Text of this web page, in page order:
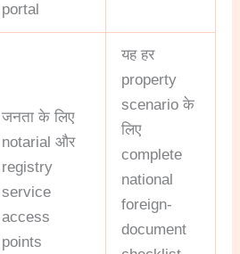
portal
जनता के लिए
notarial और
registry
service
access
points
यह हर
property
scenario के
लिए
complete
national
foreign-
document